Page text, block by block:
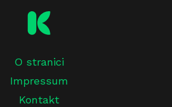
O stranici
Impressum
Kontakt